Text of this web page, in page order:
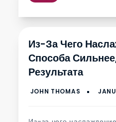
Из-За Чего
Способа
Результата